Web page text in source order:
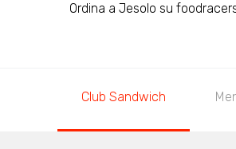
Ordina a Jesolo su
Club Sandwich